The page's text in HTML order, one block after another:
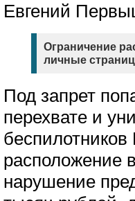
Евгений
Ограничение
личные
Под запрет
перехвате и
расположение
нарушение